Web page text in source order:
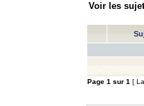
Voir les
Page 1 sur 1 [